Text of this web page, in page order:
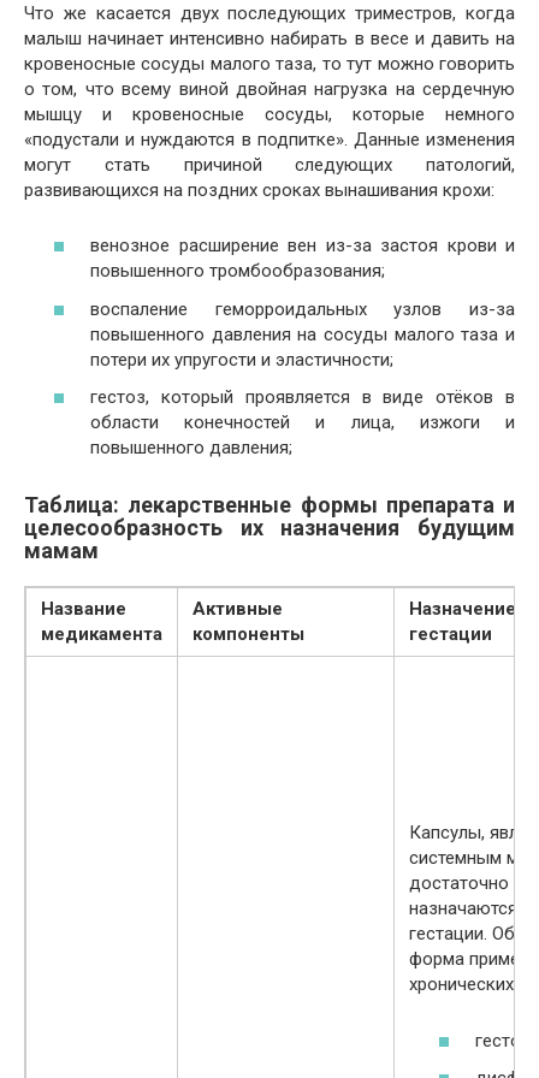
Что же касается двух последующих триместров, когда
малыш начинает интенсивно набирать в весе и давить на
кровеносные сосуды малого таза, то тут можно говорить
о том, что всему виной двойная нагрузка на сердечную
мышцу и кровеносные сосуды, которые немного
«подустали и нуждаются в подпитке». Данные изменения
могут стать причиной следующих патологий,
развивающихся на поздних сроках вынашивания крохи:
венозное расширение вен из-за застоя крови и
повышенного тромбообразования;
воспаление геморроидальных узлов из-за
повышенного давления на сосуды малого таза и
потери их упругости и эластичности;
гестоз, который проявляется в виде отёков в
области конечностей и лица, изжоги и
повышенного давления;
Таблица: лекарственные формы препарата и
целесообразность их назначения будущим
мамам
Название
медикамента
Активные
компоненты
Назначение в
гестации
Капсулы,
системным
достаточно
назначаются в
гестации.
форма
хронических
гестоз;